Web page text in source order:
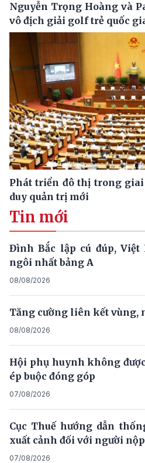
Nguyễn Trọng Hoàng và
vô địch giải golf trẻ quốc
Phát triển đô thị trong giai
duy quản trị mới
Tin mới
Đình Bắc lập cú đúp,
ngôi nhất bảng A
08/08/2026
Tăng cường liên kết vùng,
08/08/2026
Hội phụ huynh không
ép buộc đóng góp
07/08/2026
Cục Thuế hướng dẫn
xuất cảnh đối với người
07/08/2026